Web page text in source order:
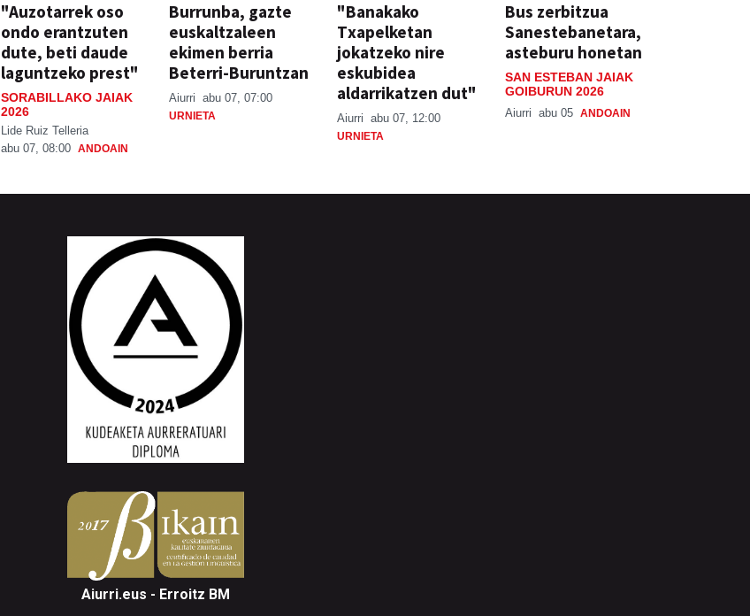
"Auzotarrek oso
ondo erantzuten
dute, beti daude
laguntzeko prest"
SORABILLAKO JAIAK
2026
Lide Ruiz Telleria
abu 07, 08:00 ANDOAIN
Burrunba, gazte
euskaltzaleen
ekimen berria
Beterri-Buruntzan
Aiurri abu 07, 07:00
URNIETA
"Banakako
Txapelketan
jokatzeko nire
eskubidea
aldarrikatzen dut"
Aiurri abu 07, 12:00
URNIETA
Bus zerbitzua
Sanestebanetara,
asteburu honetan
SAN ESTEBAN JAIAK
GOIBURUN 2026
Aiurri abu 05 ANDOAIN
Aiurri.eus - Erroitz BM